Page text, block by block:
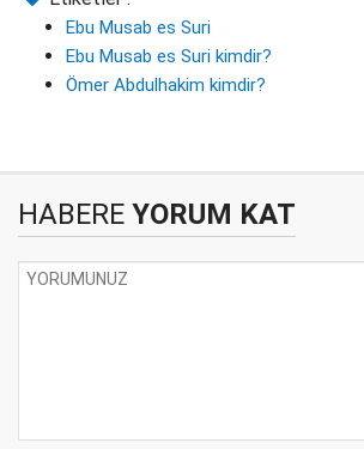
Ebu Musab es Suri
Ebu Musab es Suri kimdir?
Ömer Abdulhakim kimdir?
HABERE YORUM KAT